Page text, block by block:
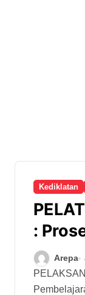
Kediklatan
:
Arepa
PELAKSANAAN Program Pelatihan